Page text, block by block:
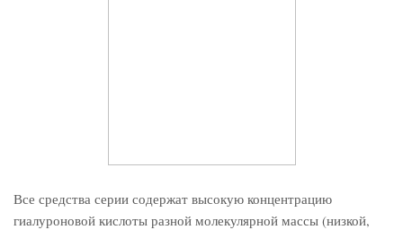
Все средства серии содержат высокую концентрацию
гиалуроновой кислоты разной молекулярной массы (низкой,